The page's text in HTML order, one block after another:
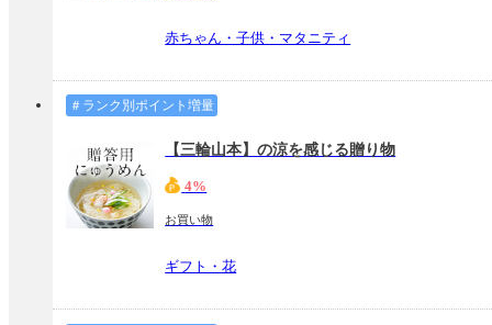
赤ちゃん・子供・マタニティ
＃ランク別ポイント増量
【三輪山本】の涼を感じる贈り物
4%
お買い物
ギフト・花